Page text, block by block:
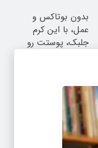
بدون بوتاکس و
عمل، با این کرم
جلبک، پوستت رو